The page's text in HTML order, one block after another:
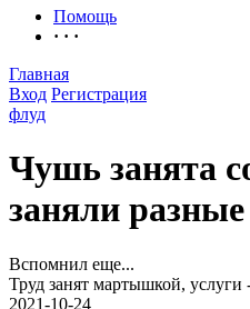
Помощь
· · ·
Главная
Вход Регистрация
флуд
Чушь занята
заняли
Вспомнил еще...
Труд занят мартышкой, услуги
2021-10-24